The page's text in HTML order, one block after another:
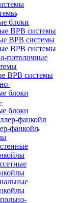
блоки
ВРВ системы
ВРВ системы
ВРВ системы
потолочные
ВРВ системы
блоки
фанкойл